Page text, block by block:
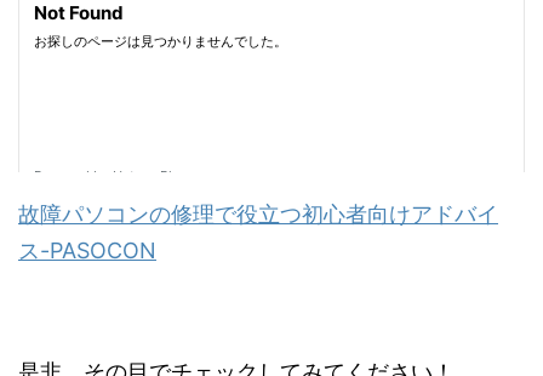
故障パソコンの修理で役立つ初心者向けアドバイ
ス-PASOCON